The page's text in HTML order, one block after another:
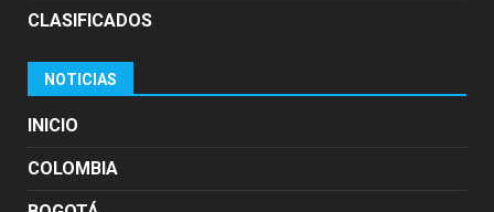
CLASIFICADOS
NOTICIAS
INICIO
COLOMBIA